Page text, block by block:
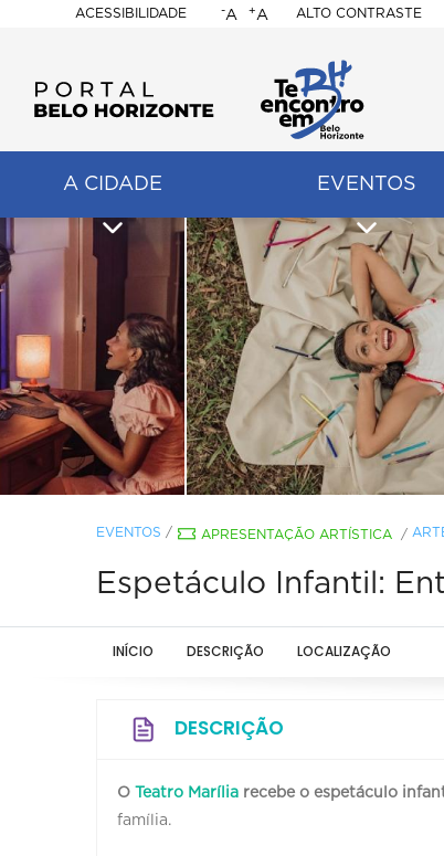
ACESSIBILIDADE
BELO
HORIZONTE
-A +A ALTO CONTRASTE
A CIDADE EVENTOS
EVENTOS / APRESENTAÇÃO ARTÍSTICA /
Espetáculo Infantil:
INÍCIO DESCRIÇÃO LOCALIZAÇÃO
DESCRIÇÃO
O Teatro Marília recebe o espetáculo
família.